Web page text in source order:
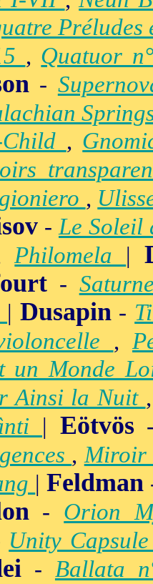
Préludes
, Quatuor
-
,
,
-Le Soleil
Philomela |
-
| Dusapin-
,
un Monde
Ainsi la Nuit
| Eötvös
,Miroir
|Feldman
- Orion
Unity
- Ballata